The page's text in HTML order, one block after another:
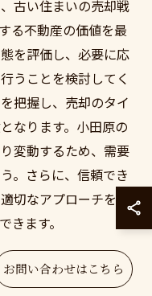
古い住まいの売却戦
る不動産の価値を最
を評価し、必要に応
うことを検討してく
把握し、売却のタイ
なります。小田原の
変動するため、需要
。さらに、信頼でき
切なアプローチを取
きます。
お問い合わせはこちら